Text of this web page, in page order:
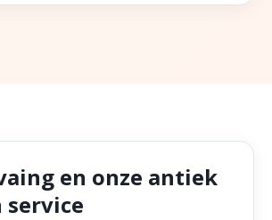
en onze antiek
service